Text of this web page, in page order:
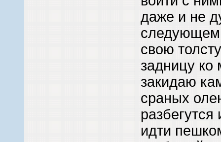
даже и не
следующем
свою
задницу ко
закидаю
сраных
разбегутся
идти